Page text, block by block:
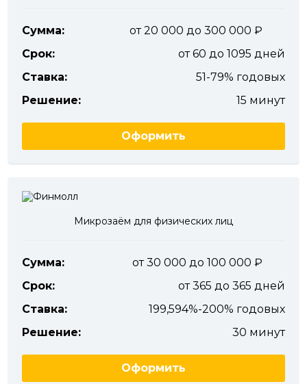
Сумма:
от 20 000 до 300 000
Срок:
от 60 до 1095 дней
Ставка:
51-79% годовых
Решение:
15 минут
Оформить
Микрозаём для физических лиц
Сумма:
от 30 000 до 100 000
Срок:
от 365 до 365 дней
Ставка:
199,594%-200% годовых
Решение:
30 минут
Оформить